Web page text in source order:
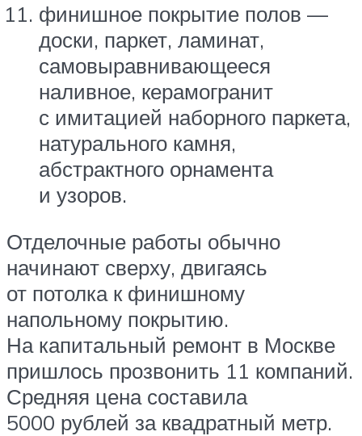
финишное покрытие полов —
доски, паркет, ламинат,
самовыравнивающееся
наливное, керамогранит
с имитацией наборного паркета,
натурального камня,
абстрактного орнамента
и узоров.
Отделочные работы обычно
начинают сверху, двигаясь
от потолка к финишному
напольному покрытию.
На капитальный ремонт в Москве
пришлось прозвонить 11 компаний.
Средняя цена составила
5000 рублей за квадратный метр.